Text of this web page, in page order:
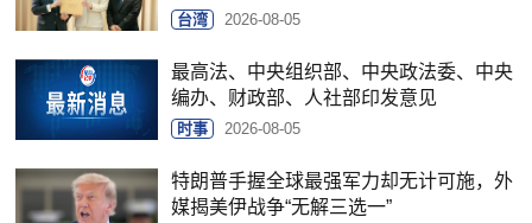
台湾 2026-08-05
最高法、中央组织部、中央政法委、中央
编办、财政部、人社部印发意见
时事 2026-08-05
特朗普手握全球最强军力却无计可施，外
媒揭美伊战争“无解三选一”